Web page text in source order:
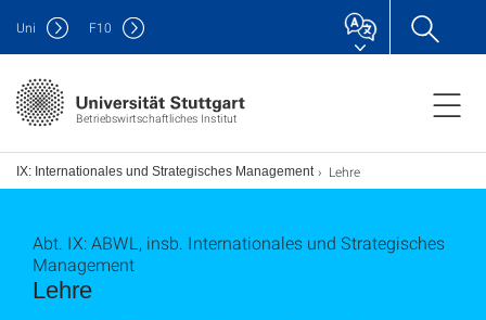
Betriebswirtschaftliches Institut
Uni F10
IX: Internationales und Strategisches Management Lehre
Lehre
Abt. IX: ABWL, insb. Internationales und Strategisches
Management